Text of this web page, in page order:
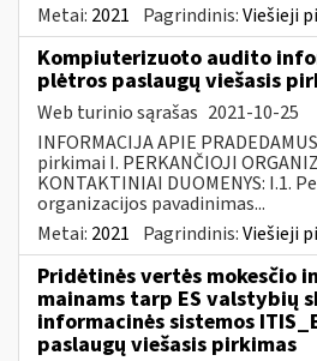
Metai: 2021 Pagrindinis:Viešieji
Kompiuterizuoto audito
plėtros paslaugų viešasis
Web turinio sąrašas 2021-10-25
INFORMACIJA APIE
pirkimai I. PERKANČIOJI
KONTAKTINIAI DUOMENYS: I.1.
organizacijos pavadinimas...
Metai: 2021 Pagrindinis:Viešieji
Pridėtinės vertės mokesčio
mainams tarp ES valstybių
informacinės sistemos
paslaugų viešasis pirkimas